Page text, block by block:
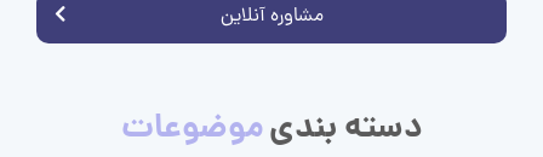
مشاوره آنلاین
دسته بندیموضوعات